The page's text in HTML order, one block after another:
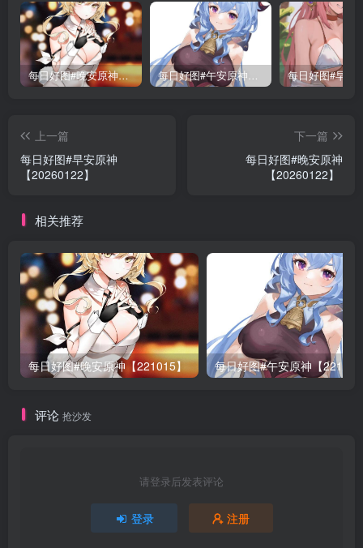
每日好图#晚安原神【221015】
上一篇
每日好图#早安原神
【20260122】
下一篇
每日好图#晚安原神
【20260122】
相关推荐
每日好图#晚安原神【221015】 每日好图#午安原神【
评论 抢沙发
请登录后发表评论
登录 注册